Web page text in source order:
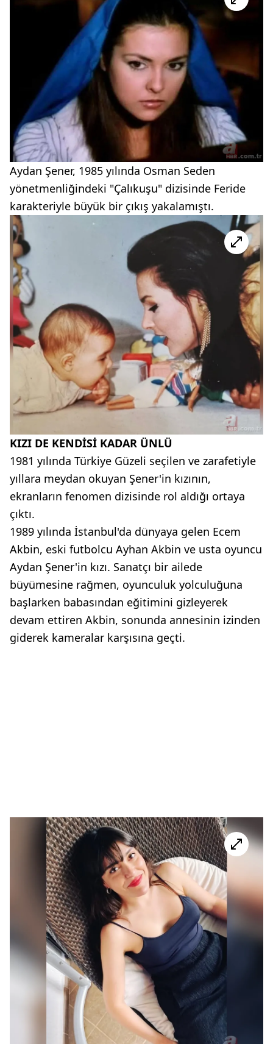
Aydan Şener, 1985 yılında Osman Seden
yönetmenliğindeki "Çalıkuşu" dizisinde Feride
karakteriyle büyük bir çıkış yakalamıştı.
KIZI DE KENDİSİ KADAR ÜNLÜ
1981 yılında Türkiye Güzeli seçilen ve zarafetiyle
yıllara meydan okuyan Şener'in kızının,
ekranların fenomen dizisinde rol aldığı ortaya
çıktı.
1989 yılında İstanbul'da dünyaya gelen Ecem
Akbin, eski futbolcu Ayhan Akbin ve usta oyuncu
Aydan Şener'in kızı. Sanatçı bir ailede
büyümesine rağmen, oyunculuk yolculuğuna
başlarken babasından eğitimini gizleyerek
devam ettiren Akbin, sonunda annesinin izinden
giderek kameralar karşısına geçti.